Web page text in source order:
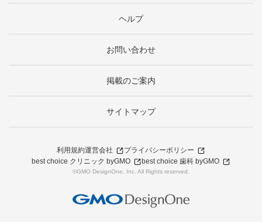
ヘルプ
お問い合わせ
掲載のご案内
サイトマップ
利用規約運営会社
プライバシーポリシー
best choice クリニック byGMO
best choice 歯科 byGMO
©GMO DesignOne, Inc. All Rights reserved.